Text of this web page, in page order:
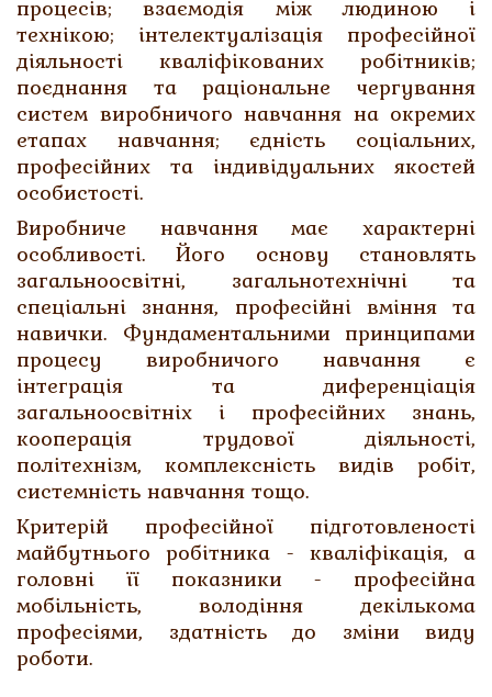
процесів; взаємодія між людиною і
технікою; інтелектуалізація професійної
діяльності кваліфікованих робітників;
поєднання та раціональне чергування
систем виробничого навчання на окремих
етапах навчання; єдність соціальних,
професійних та індивідуальних якостей
особистості.
Виробниче навчання має характерні
особливості. Його основу становлять
загальноосвітні, загальнотехнічні та
спеціальні знання, професійні вміння та
навички. Фундаментальними принципами
процесу виробничого навчання є
інтеграція та диференціація
загальноосвітніх і професійних знань,
кооперація трудової діяльності,
політехнізм, комплексність видів робіт,
системність навчання тощо.
Критерій професійної підготовленості
майбутнього робітника - кваліфікація, а
головні її показники - професійна
мобільність, володіння декількома
професіями, здатність до зміни виду
роботи.